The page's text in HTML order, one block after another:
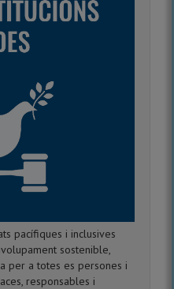
pacífiques i inclusives
sostenible,
per a totes es persones i
responsables i